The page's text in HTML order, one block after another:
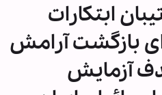
ابتکارات
بازگشت آرامش
آزمایش